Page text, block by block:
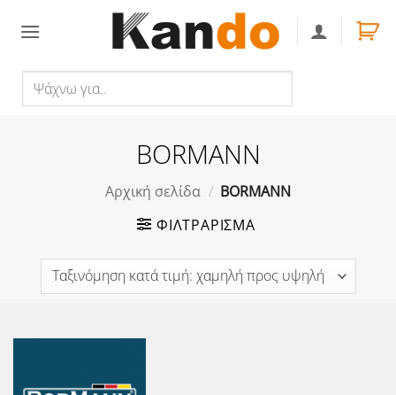
για..
BORMANN
Αρχική σελίδα / BORMANN
ΦΙΛΤΡΆΡΙΣΜΑ